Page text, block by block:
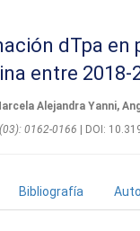
dTpa
entre
Alejandra Yanni,
0162-0166 | DOI:
Bibliografía